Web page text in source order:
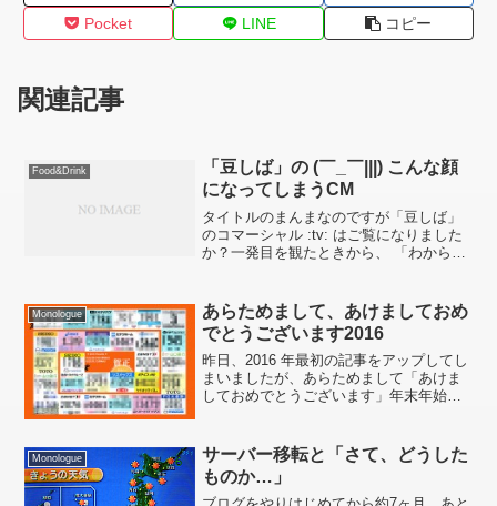
Pocket
LINE コピー
関連記事
Food&Drink
「豆しば」の (￣_￣|||) こんな顔
になってしまうCM
タイトルのまんまなのですが「豆しば」
のコマーシャル :tv: はご覧になりました
か？一発目を観たときから、 「わからな
しば」 と 第5話の 「枝豆しば」 で ...
Monologue
あらためまして、あけましておめ
でとうございます2016
昨日、2016 年最初の記事をアップしてし
まいましたが、あらためまして「あけま
しておめでとうございます」年末年始の
年賀状で使った画像を発見しました...
Monologue
サーバー移転と「さて、どうした
ものか…」